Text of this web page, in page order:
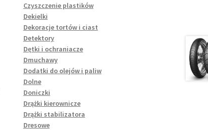
Czyszczenie plastików
Dekielki
Dekoracje tortów i ciast
Detektory
Dętki i ochraniacze
Dmuchawy
Dodatki do olejów i paliw
Dolne
Doniczki
Drążki kierownicze
Drążki stabilizatora
Dresowe